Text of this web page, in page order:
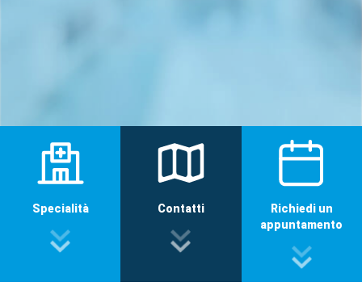
Specialità Contatti
Richiedi un
appuntamento